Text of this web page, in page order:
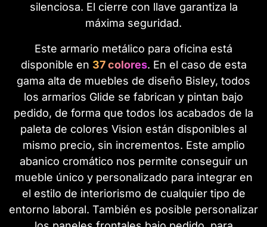
silenciosa. El cierre con llave garantiza la
máxima seguridad.
Este armario metálico para oficina está
disponible en 37 colores. En el caso de esta
gama alta de muebles de diseño Bisley, todos
los armarios Glide se fabrican y pintan bajo
pedido, de forma que todos los acabados de la
paleta de colores Vision están disponibles al
mismo precio, sin incrementos. Este amplio
abanico cromático nos permite conseguir un
mueble único y personalizado para integrar en
el estilo de interiorismo de cualquier tipo de
entorno laboral. También es posible personalizar